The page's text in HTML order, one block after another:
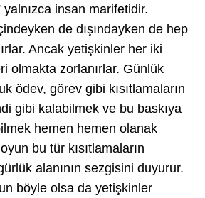
insan marifetidir.
de dışındayken de hep
Ancak yetişkinler her iki
olmakta zorlanırlar. Günlük
ödev, görev gibi kısıtlamaların
gibi kalabilmek ve bu baskıya
hemen hemen olanak
bu tür kısıtlamaların
alanının sezgisini duyurur.
böyle olsa da yetişkinler